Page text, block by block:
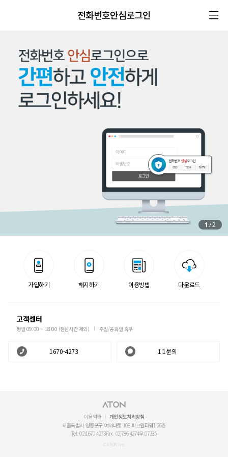
전화번호안심로그인
1 /2
가입하기 해지하기 이용방법 다운로드
고객센터
평일 09:00 ~ 18:00 (점심시간 제외) 주말/공휴일 휴무
1670-4273 1:1문의
이용약관
개인정보처리방침
서울특별시 영등포구 여의대로 108 파크원타워1 26층
Tel. 02)1670-4273Fax. 02)786-4274우.07335
© ATON Inc.